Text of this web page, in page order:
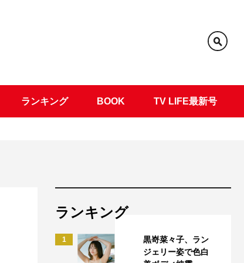
ランキング BOOK TV LIFE最新号
ランキング
1
黒嵜菜々子、ラン
ジェリー姿で色白